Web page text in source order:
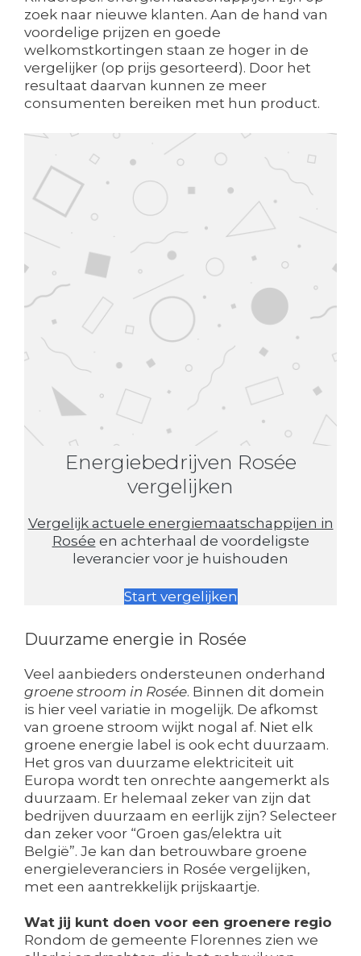
zoek naar nieuwe klanten. Aan de hand van
voordelige prijzen en goede
welkomstkortingen staan ze hoger in de
vergelijker (op prijs gesorteerd). Door het
resultaat daarvan kunnen ze meer
consumenten bereiken met hun product.
Energiebedrijven Rosée
vergelijken
Vergelijk actuele energiemaatschappijen in
Rosée en achterhaal de voordeligste
leverancier voor je huishouden
Start vergelijken
Duurzame energie in Rosée
Veel aanbieders ondersteunen onderhand
groene stroom in Rosée. Binnen dit domein
is hier veel variatie in mogelijk. De afkomst
van groene stroom wijkt nogal af. Niet elk
groene energie label is ook echt duurzaam.
Het gros van duurzame elektriciteit uit
Europa wordt ten onrechte aangemerkt als
duurzaam. Er helemaal zeker van zijn dat
bedrijven duurzaam en eerlijk zijn? Selecteer
dan zeker voor “Groen gas/elektra uit
België”. Je kan dan betrouwbare groene
energieleveranciers in Rosée vergelijken,
met een aantrekkelijk prijskaartje.
Wat jij kunt doen voor een groenere regio
Rondom de gemeente Florennes zien we